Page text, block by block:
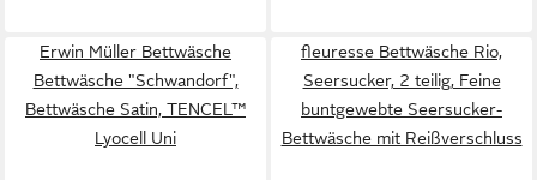
Erwin Müller Bettwäsche
Bettwäsche "Schwandorf",
Bettwäsche Satin, TENCEL™
Lyocell Uni
fleuresse Bettwäsche Rio,
Seersucker, 2 teilig, Feine
buntgewebte Seersucker-
Bettwäsche mit Reißverschluss